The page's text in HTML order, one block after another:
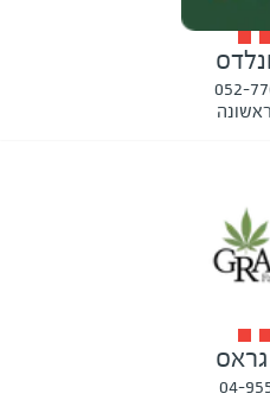
052-
גראס
04-